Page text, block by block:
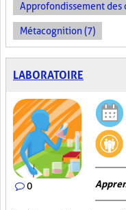
Approfondissement des
Métacognition (7)
LABORATOIRE
0